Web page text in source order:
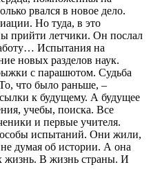
рвался в новое дело.
Но туда, в это
прийти летчики. Он послал
Испытания на
новых разделов наук.
с парашютом. Судьба
что было раньше, –
к будущему. А будущее
учебы, поиска. Все
и первые учителя.
испытаний. Они жили,
думая об истории. А она
В жизнь страны. И